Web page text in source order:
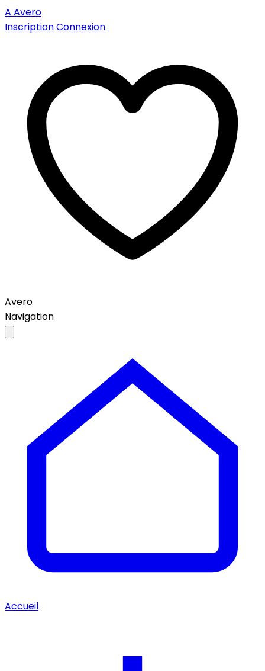
A Avero
InscriptionConnexion
Avero
Navigation
Accueil